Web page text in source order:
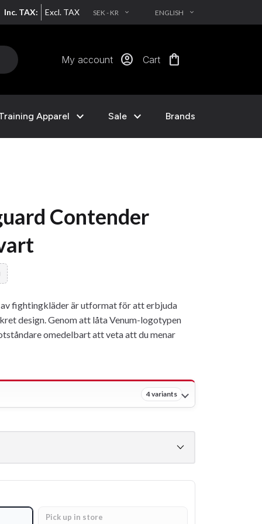
Inc. TAX: Excl. TAX SEK - KR EXPAND_MORE ENGLISH EXPAND_MORE
My account account_circle Cart shopping_bag
Apparel expand_more Sale expand_more Brands
Contender
fightingkläder är utformat för att erbjuda
design. Genom att låta Venum-logotypen
omedelbart att veta att du menar
4 variants
Pick up in store